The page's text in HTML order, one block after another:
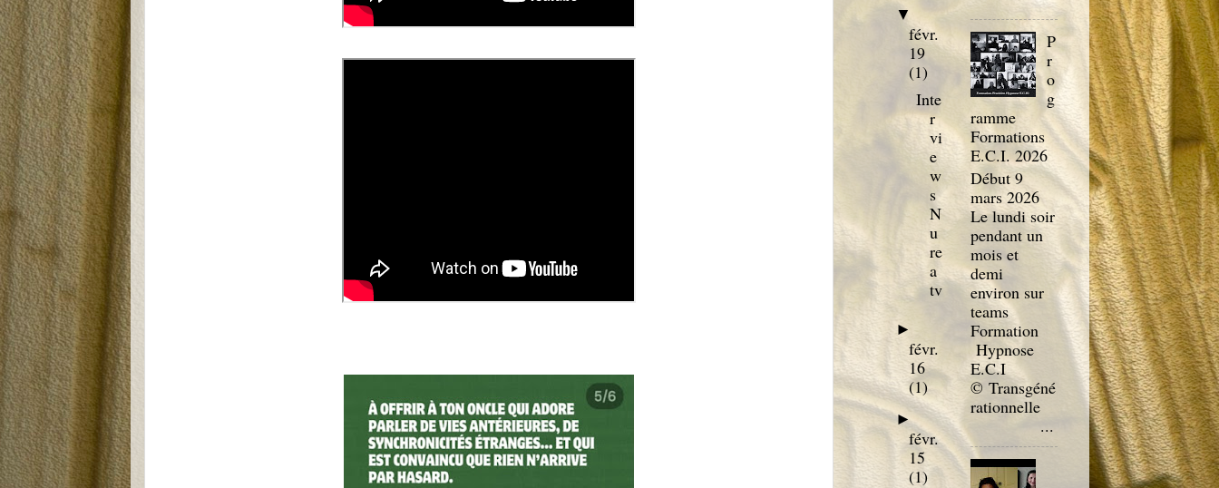
▼
févr.
19
(1)
Inte
r
vi
e
w
s
N
u
re
a
tv
►
févr.
16
(1)
►
févr.
15
(1)
P
r
o
g
ramme
Formations
E.C.I. 2026
Début 9
mars 2026
Le lundi soir
pendant un
mois et
demi
environ sur
teams
Formation
Hypnose
E.C.I
© Transgéné
rationnelle
...